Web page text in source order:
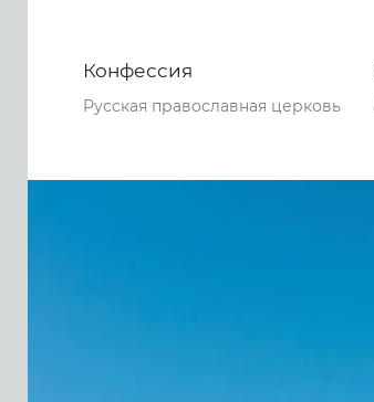
Конфессия
Русская православная церковь